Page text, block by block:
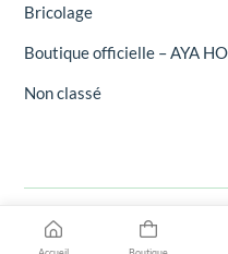
Bricolage
Boutique officielle – AYA
Non classé
© 2026, Oroud - Oroud